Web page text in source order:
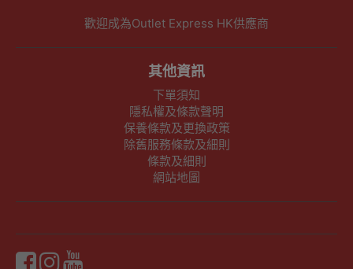
歡迎成為Outlet Express HK供應商
其他資訊
下單須知
隱私權及條款聲明
保養條款及更換政策
除舊服務條款及細則
條款及細則
網站地圖